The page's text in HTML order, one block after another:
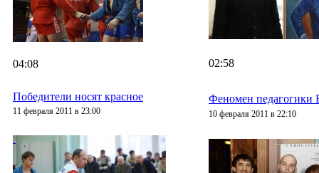
04:08
Победители носят красное
11 февраля 2011 в 23:00
02:58
Феномен педагогики
10 февраля 2011 в 22:10